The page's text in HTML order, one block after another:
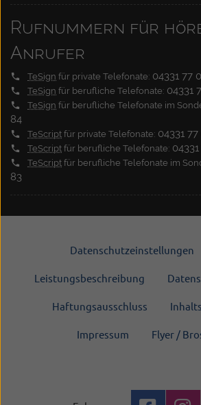
Rufnummern für
Anrufer
TeSign für private Telefonate: 04331 77
TeSign für berufliche Telefonate: 04331
TeSign für berufliche Telefonate im
84
TeScript für private Telefonate: 04331
TeScript für berufliche Telefonate:
TeScript für berufliche Telefonate im
83
Datenschutzeinstellungen
Leistungsbeschreibung
Haftungsausschluss
Impressum Flyer /